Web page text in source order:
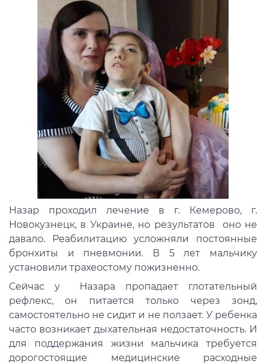
Назар проходил лечение в г. Кемерово, г.
Новокузнецк, в Украине, но результатов оно не
давало. Реабилитацию усложняли постоянные
бронхиты и пневмонии. В 5 лет мальчику
установили трахеостому пожизненно.
Сейчас у Назара пропадает глотательный
рефлекс, он питается только через зонд,
самостоятельно не сидит и не ползает. У ребенка
часто возникает дыхательная недостаточность. И
для поддержания жизни мальчика требуется
дорогостоящие медицинские расходные